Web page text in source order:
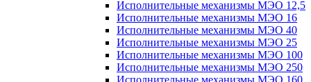
Исполнительные механизмы МЭО 12,5
Исполнительные механизмы МЭО 16
Исполнительные механизмы МЭО 40
Исполнительные механизмы МЭО 25
Исполнительные механизмы МЭО 100
Исполнительные механизмы МЭО 250
Исполнительные механизмы МЭО 160